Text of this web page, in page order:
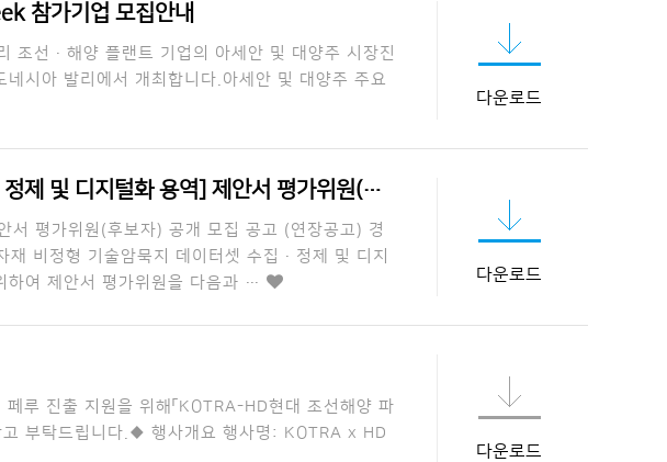
참가기업 모집안내
선·해양 플랜트 기업의 아세안 및 대양주 시장진
시아 발리에서 개최합니다.아세안 및 대양주 주요
다운로드
디지털화 용역] 제안서 평가위원(후보자) …
평가위원(후보자) 공개 모집 공고 (연장공고) 경
재 비정형 기술암묵지 데이터셋 수집·정제 및 디지
하여 제안서 평가위원을 다음과 …
다운로드
루 진출 지원을 위해「KOTRA-HD현대 조선해양 파
고 부탁드립니다.◆ 행사개요 행사명: KOTRA x HD
다운로드